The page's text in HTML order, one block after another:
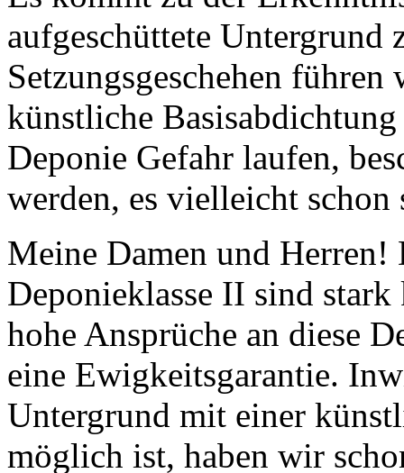
aufgeschüttete Untergrund
Setzungsgeschehen
künstliche
Deponie Gefahr laufen,
werden, es vielleicht schon
Meine Damen und
Deponieklasse II sind
hohe Ansprüche an diese
eine Ewigkeitsgarantie.
Untergrund mit einer
möglich ist, haben wir